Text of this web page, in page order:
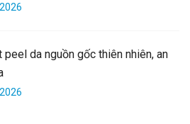
peel da nguồn gốc thiên nhiên, an